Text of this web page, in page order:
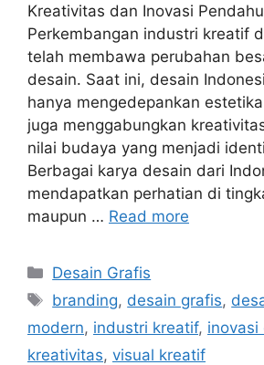
Kreativitas dan Inovasi
Perkembangan industri kreatif
telah membawa perubahan
desain. Saat ini, desain
hanya mengedepankan
juga menggabungkan
nilai budaya yang menjadi
Berbagai karya desain dari
mendapatkan perhatian di
maupun … Read more
Categories
Desain Grafis
Tags
branding, desain grafis,
modern, industri kreatif, inovasi
kreativitas, visual kreatif